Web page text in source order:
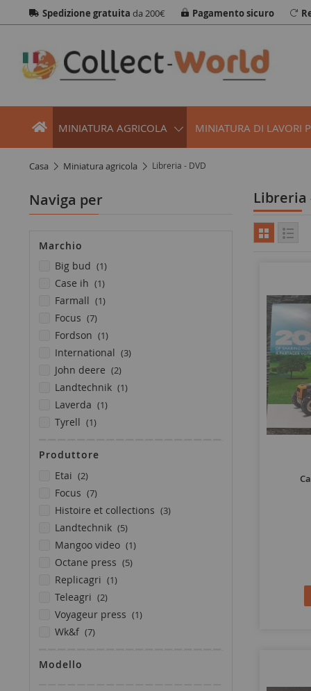
Spedizione gratuita da 200€ Pagamento sicuro
MINIATURA AGRICOLA MINIATURA DI LAVORI
casa miniatura agricola Libreria - DVD
Libreria
Naviga per
Marchio
big bud
1elemento
case ih 1elemento
farmall 1elemento
focus 7elementi
fordson 1elemento
international 3elementi
john deere 2elementi
landtechnik 1elemento
laverda 1elemento
tyrell 1elemento
Produttore
etai
2elementi
focus 7elementi
histoire et collections 3elementi
landtechnik 5elementi
mangoo video 1elemento
octane press 5elementi
replicagri 1elemento
teleagri 2elementi
voyageur press 1elemento
wk&f 7elementi
Modello